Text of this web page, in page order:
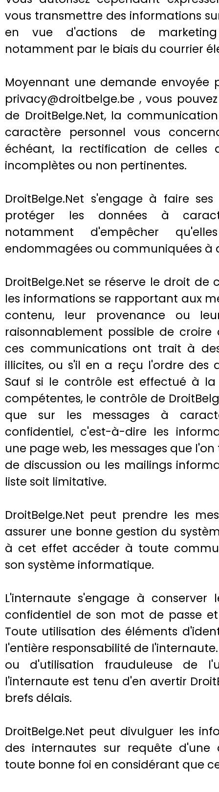
vous transmettre des informations
en vue d'actions de marketing
notamment par le biais du courrier
Moyennant une demande envoyée
privacy@droitbelge.be , vous
de DroitBelge.Net, la
caractère personnel vous
échéant, la rectification de celles
incomplètes ou non pertinentes.
DroitBelge.Net s'engage à faire
protéger les données à
notamment d'empêcher
endommagées ou communiquées à
DroitBelge.Net se réserve le droit
les informations se rapportant aux
contenu, leur provenance ou
raisonnablement possible de
ces communications ont trait à
illicites, ou s'il en a reçu l'ordre des
Sauf si le contrôle est effectué à
compétentes, le contrôle de
que sur les messages à
confidentiel, c'est-à-dire les
une page web, les messages que
de discussion ou les mailings
liste soit limitative.
DroitBelge.Net peut prendre les
assurer une bonne gestion du
à cet effet accéder à toute
son système informatique.
L'internaute s'engage à
confidentiel de son mot de passe
Toute utilisation des éléments
l'entière responsabilité de
ou d'utilisation frauduleuse de
l'internaute est tenu d'en avertir
brefs délais.
DroitBelge.Net peut divulguer les
des internautes sur requête
toute bonne foi en considérant que